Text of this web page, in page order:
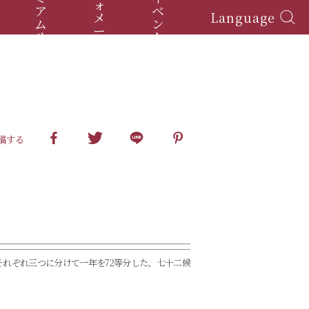
ア
ム
サ
ォ
メ
ー
ベ
ン
ト
Language
する
ぞれ三つに分けて一年を72等分した、七十二候